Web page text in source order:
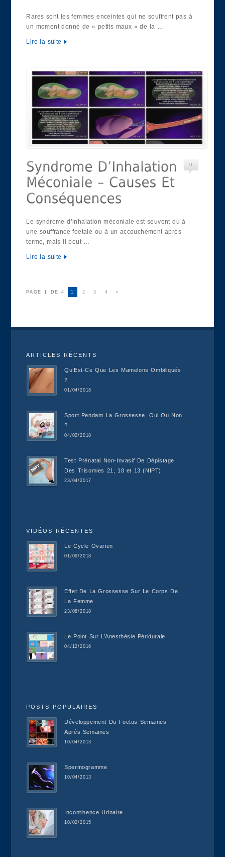
Rares sont les femmes enceintes qui ne souffrent pas à
un moment donné de « petits maux » de la …
Lire la suite
0
Le syndrome d’inhalation méconiale est souvent du à
une souffrance foetale ou à un accouchement aprés
terme, mais il peut …
Lire la suite
PAGE 1 DE 4 1 2 3 4 »
ARTICLES RÉCENTS
Qu’Est-Ce Que Les Mamelons Ombiliqués
?
01/04/2018
Sport Pendant La Grossesse, Oui Ou Non
?
04/02/2018
Test Prénatal Non-Invasif De Dépistage
Des Trisomies 21, 18 et 13 (NIPT)
23/04/2017
VIDÉOS RÉCENTES
Le Cycle Ovarien
01/09/2018
Effet De La Grossesse Sur Le Corps De
La Femme
23/08/2018
Le Point Sur L’Anesthésie Péridurale
04/12/2016
POSTS POPULAIRES
Développement Du Foetus Semaines
Aprés Semaines
10/04/2013
Spermogramme
10/04/2013
Incontinence Urinaire
10/02/2015